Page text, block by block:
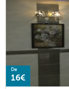
De
16€